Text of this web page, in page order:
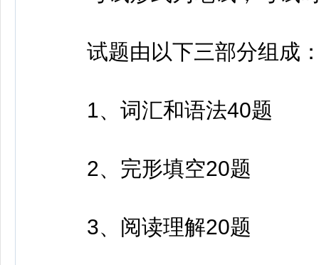
试题由以下三部分组成
1、词汇和语法40题
2、完形填空20题
3、阅读理解20题